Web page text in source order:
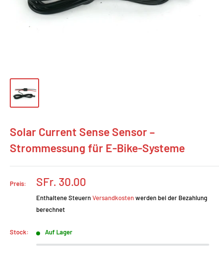
Solar Current Sense Sensor –
Strommessung für E-Bike-Systeme
Preis:
Prix
réduit
SFr. 30.00
Enthaltene SteuernVersandkostenwerden bei der Bezahlung
berechnet
Stock: Auf Lager